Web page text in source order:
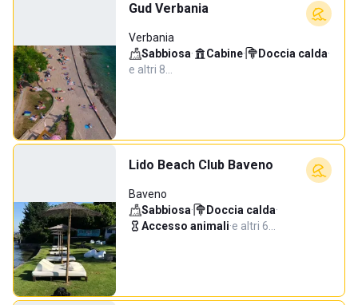
Gud Verbania
Verbania
Sabbiosa· Cabine· Doccia calda·
e altri 8…
Lido Beach Club Baveno
Baveno
Sabbiosa· Doccia calda·
Accesso animali·e altri 6…